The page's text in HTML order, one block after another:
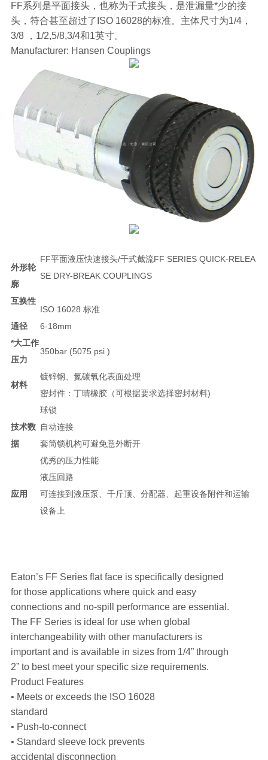
FF系列是平面接头，也称为干式接头，是泄漏量*少的接
头，符合甚至超过了ISO 16028的标准。主体尺寸为1/4，
3/8 ，1/2,5/8,3/4和1英寸。
Manufacturer: Hansen Couplings
外形轮
廓
互换性
FF平面液压快速接头/干式截流FF SERIES QUICK-RELEA
SE DRY-BREAK COUPLINGS
ISO 16028 标准
通径
6-18mm
*大工作
压力
350bar (5075 psi )
材料
镀锌钢、氮碳氧化表面处理
密封件：丁晴橡胶（可根据要求选择密封材料)
技术数
据
球锁
自动连接
套筒锁机构可避免意外断开
优秀的压力性能
应用
液压回路
可连接到液压泵、千斤顶、分配器、起重设备附件和运输
设备上
Eaton’s FF Series flat face is specifically designed
for those applications where quick and easy
connections and no-spill performance are essential.
The FF Series is ideal for use when global
interchangeability with other manufacturers is
important and is available in sizes from 1/4” through
2” to best meet your specific size requirements.
Product Features
• Meets or exceeds the ISO 16028
standard
• Push-to-connect
• Standard sleeve lock prevents
accidental disconnection